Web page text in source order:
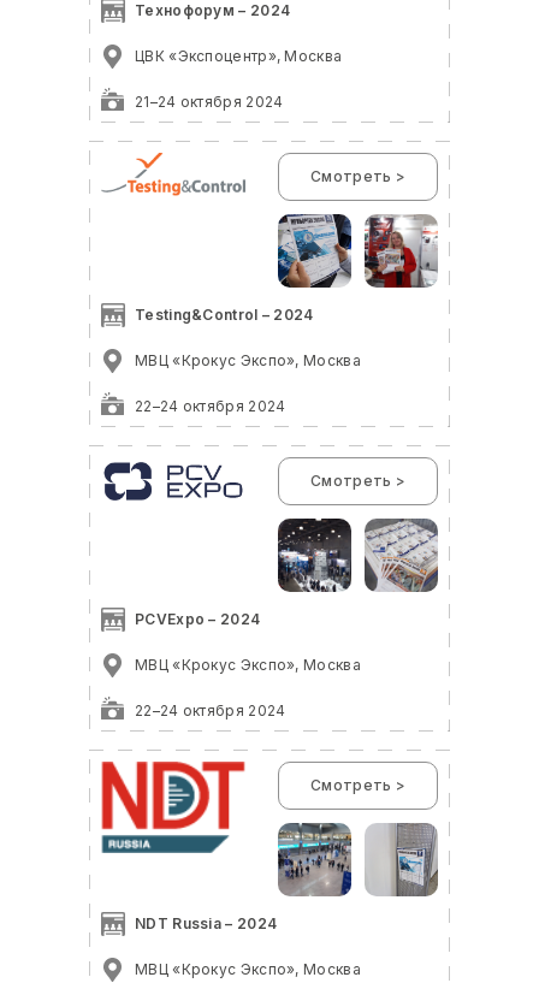
21–24 октября 2024
Технофорум – 2024
ЦВК «Экспоцентр», Москва
22–24 октября 2024
Testing&Control – 2024
МВЦ «Крокус Экспо», Москва
Смотреть >
22–24 октября 2024
PCVExpo – 2024
МВЦ «Крокус Экспо», Москва
Смотреть >
NDT Russia – 2024
МВЦ «Крокус Экспо», Москва
Смотреть >